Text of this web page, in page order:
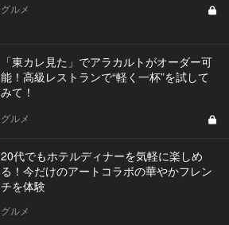
グルメ
「東カレ見た」でアラカルトがオーダー可
能！高級レストランで“軽く一杯”を試して
みて！
グルメ
20代でもホテルディナーを気軽に楽しめ
る！今だけのアートコラボの華やかフレン
チを体験
グルメ